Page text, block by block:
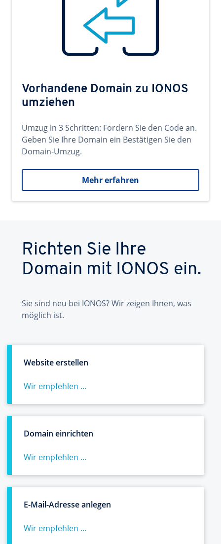
Vorhandene Domain zu IONOS
umziehen
Umzug in 3 Schritten: Fordern Sie den Code an.
Geben Sie Ihre Domain ein Bestätigen Sie den
Domain-Umzug.
Mehr erfahren
Richten Sie Ihre
Domain mit IONOS ein.
Sie sind neu bei IONOS? Wir zeigen Ihnen, was
möglich ist.
Website erstellen
Wir empfehlen ...
Domain einrichten
Wir empfehlen ...
E-Mail-Adresse anlegen
Wir empfehlen ...